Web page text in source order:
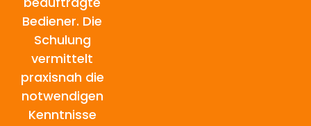
Bediener. Die
Schulung
vermittelt
praxisnah die
notwendigen
Kenntnisse